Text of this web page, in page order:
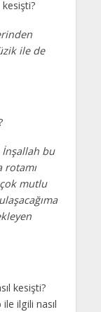
kesişti?
ile de
bu
rotamı
mutlu
kesişti?
ilgili nasıl